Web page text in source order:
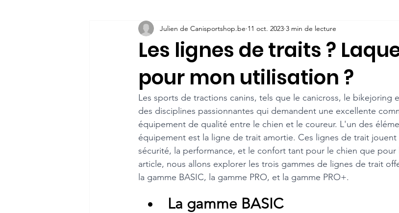
Tuto Friandises et mastications
Les lignes de traits ?
pour mon utilisation ?
Julien de Canisportshop.be 11 oct. 2023 3 min de lecture
Les sports de tractions canins, tels que le canicross, le bikejoring
des disciplines passionnantes qui demandent une excellente
équipement de qualité entre le chien et le coureur. L'un des
équipement est la ligne de trait amortie. Ces lignes de trait jouent
sécurité, la performance, et le confort tant pour le chien que pour
article, nous allons explorer les trois gammes de lignes de trait
la gamme BASIC, la gamme PRO, et la gamme PRO+.
La gamme BASIC